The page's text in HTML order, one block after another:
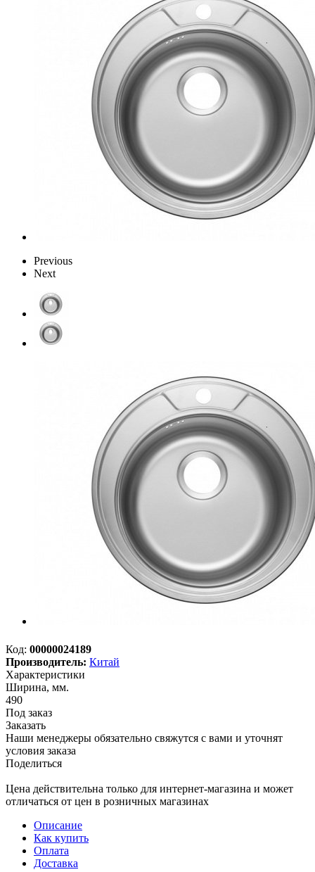
Previous
Next
Код: 00000024189
Производитель: Китай
Характеристики
Ширина, мм.
490
Под заказ
Заказать
Наши менеджеры обязательно свяжутся с вами и уточнят
условия заказа
Поделиться
Цена действительна только для интернет-магазина и может
отличаться от цен в розничных магазинах
Описание
Как купить
Оплата
Доставка